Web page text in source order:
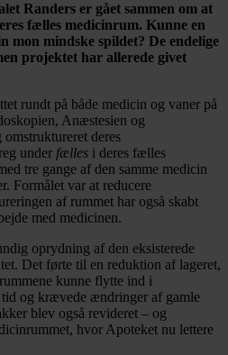
Randers er gået sammen om at
fælles medicinrum. Kunne en
mon mindske spildet? De endelige
projektet har allerede givet
rundt på både medicin og vaner på
Anæstesien og
deres
under fælles i deres fælles
tre gange af den samme medicin
Formålet var at reducere
af rummet har også skabt
med medicinen.
oprydning af den eksisterede
Det førte til en reduktion af lageret,
kunne flytte ind i
tid og krævede ændringer af gamle
blev også revideret – og
hvor Apoteket nu lettere